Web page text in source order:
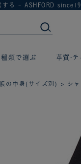
する - ASHFORD
種類で選ぶ 革質·テ
の中身(サイズ別) > シャ